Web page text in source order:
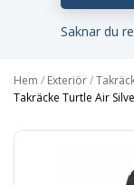
Saknar du
Hem / Exteriör/
Takräcke Turtle Air